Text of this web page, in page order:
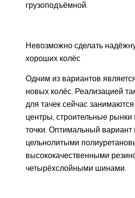
грузоподъёмной.
Невозможно сделать
хороших колёс
Одним из вариантов
новых колёс. Реализацией
для тачек сейчас
центры, строительные рынки
точки. Оптимальный вариант
цельнолитыми
высококачественными
четырёхслойными шинами.